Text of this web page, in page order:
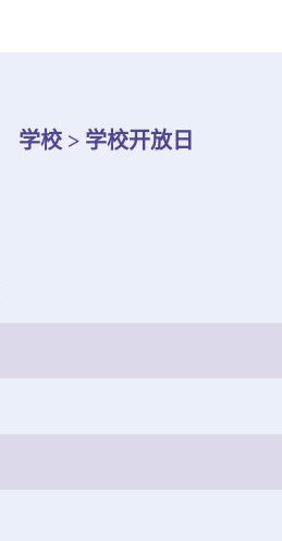
学校 > 学校开放日